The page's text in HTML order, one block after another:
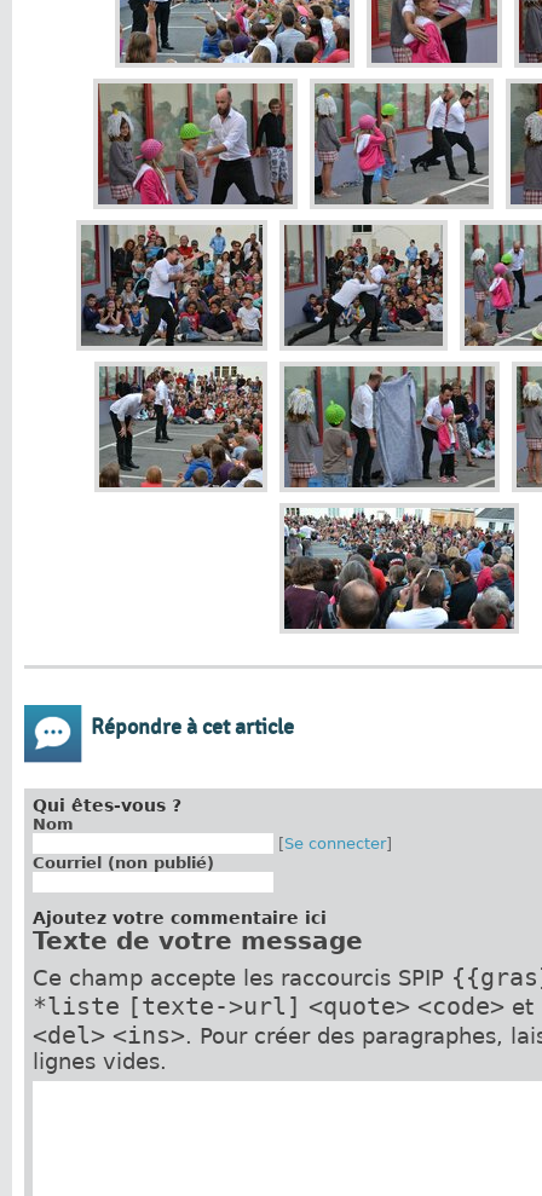
Répondre à cet article
Qui êtes-vous ?
Nom
[Se connecter]
Courriel (non publié)
Ajoutez votre commentaire ici
Texte de votre message
Ce champ accepte les raccourcis SPIP
*liste [texte->url] <quote> <code>et
<del> <ins>. Pour créer des paragraphes,
lignes vides.